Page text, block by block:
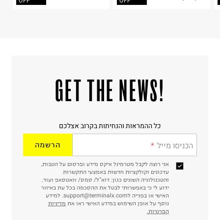
!GET THE NEWS
כל ההמראות והנחיתות בקרוב אצלכם
הכניסו מייל הרשמה
אני רוצה לקבל מטרמינל איקס מידע ופרסום על הטבות,
עדכונים וקולקציות חדשות באמצעי התקשרות
והטכנולוגיה השונים כגון: דוא"ל/ סמס/ וואטסאפ ועוד.
ידוע לי כי באפשרותי לבטל את ההסכמה בכל עת באיזור
האישי או בפנייה לsupport@terminalx.com. למידע
נוסף על אופן השימוש במידע האישי ראו את מדיניות
הפרטיות.